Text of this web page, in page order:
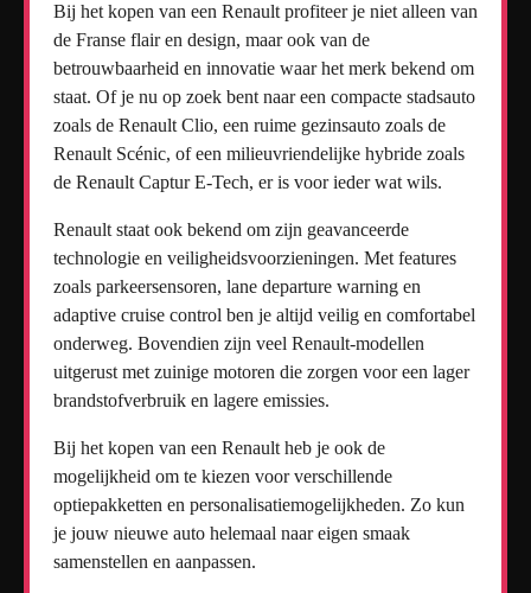
Bij het kopen van een Renault profiteer je niet alleen van
de Franse flair en design, maar ook van de
betrouwbaarheid en innovatie waar het merk bekend om
staat. Of je nu op zoek bent naar een compacte stadsauto
zoals de Renault Clio, een ruime gezinsauto zoals de
Renault Scénic, of een milieuvriendelijke hybride zoals
de Renault Captur E-Tech, er is voor ieder wat wils.
Renault staat ook bekend om zijn geavanceerde
technologie en veiligheidsvoorzieningen. Met features
zoals parkeersensoren, lane departure warning en
adaptive cruise control ben je altijd veilig en comfortabel
onderweg. Bovendien zijn veel Renault-modellen
uitgerust met zuinige motoren die zorgen voor een lager
brandstofverbruik en lagere emissies.
Bij het kopen van een Renault heb je ook de
mogelijkheid om te kiezen voor verschillende
optiepakketten en personalisatiemogelijkheden. Zo kun
je jouw nieuwe auto helemaal naar eigen smaak
samenstellen en aanpassen.